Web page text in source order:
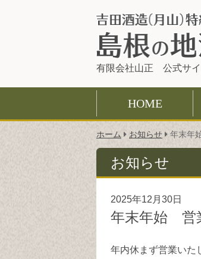
有限会社山正 公式サ
HOME
こ
の
ホーム お知らせ 年末年
お知らせ
2025年12月30日
年末年始 営
年内休まず営業いた